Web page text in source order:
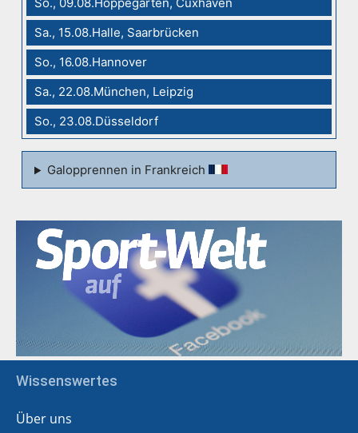
So., 09.08.Hoppegarten, Cuxhaven
Sa., 15.08.Halle, Saarbrücken
So., 16.08.Hannover
Sa., 22.08.München, Leipzig
So., 23.08.Düsseldorf
Galopprennen in Frankreich
Wissenswertes
Über uns